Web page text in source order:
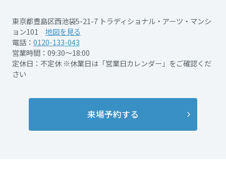
中古住宅検索
スムストック検索
社宅建築
医療・介護・子育て・障がい福祉施設
に役立つ多彩な情報を幅広くお届けします。
ホテル・旅館リフォーム
リフォーム営業所
これからリフォームをご検討の方
事業用売買
事業用地・事業用建物
ミサワリフォーム
ご相談窓口
お客様センター
ミサワホームグループ
IR情報
SDGs
環境活動
採用情報
東京都豊島区西池袋5-21-7 トラディショナル・アーツ・マンシ
ョン101
地図を見る
電話： 0120-133-043
営業時間：09:30～18:00
定休日：不定休 ※休業日は「営業日カレンダー」をご確認くだ
さい
来場予約する
山形県
福島県